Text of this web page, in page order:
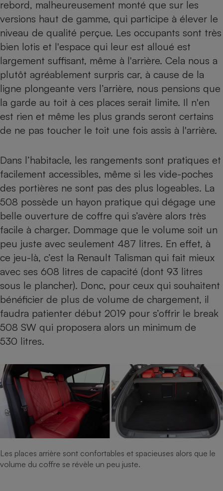
rebord, malheureusement monté que sur les
versions haut de gamme, qui participe à élever le
niveau de qualité perçue. Les occupants sont très
bien lotis et l'espace qui leur est alloué est
largement suffisant, même à l'arrière. Cela nous a
plutôt agréablement surpris car, à cause de la
ligne plongeante vers l’arrière, nous pensions que
la garde au toit à ces places serait limite. Il n'en
est rien et même les plus grands seront certains
de ne pas toucher le toit une fois assis à l'arrière.
Dans l’habitacle, les rangements sont pratiques et
facilement accessibles, même si les vide-poches
des portières ne sont pas des plus logeables. La
508 possède un hayon pratique qui dégage une
belle ouverture de coffre qui s’avère alors très
facile à charger. Dommage que le volume soit un
peu juste avec seulement 487 litres. En effet, à
ce jeu-là, c’est la Renault Talisman qui fait mieux
avec ses 608 litres de capacité (dont 93 litres
sous le plancher). Donc, pour ceux qui souhaitent
bénéficier de plus de volume de chargement, il
faudra patienter début 2019 pour s’offrir le break
508 SW qui proposera alors un minimum de
530 litres.
Les places arrière sont confortables et spacieuses alors que le
volume du coffre se révèle un peu juste.